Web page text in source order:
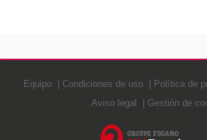
Equipo Condiciones de uso Política de
Aviso legal
Gestión de